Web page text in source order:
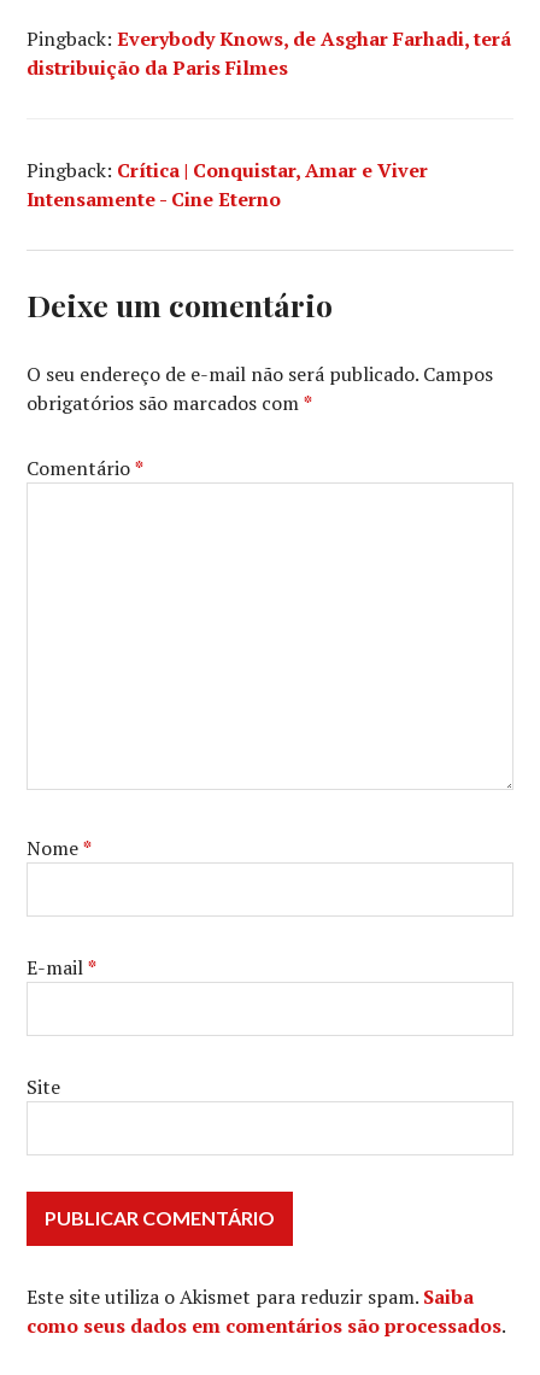
ESPANHA
Pingback:Everybody Knows, de Asghar Farhadi, terá
distribuição da Paris Filmes
Pingback: Crítica | Conquistar, Amar e Viver
Intensamente - Cine Eterno
Deixe um comentário
O seu endereço de e-mail não será publicado. Campos
obrigatórios são marcados com*
Comentário*
Nome*
E-mail*
Site
Este site utiliza o Akismet para reduzir spam. Saiba
como seus dados em comentários são processados.